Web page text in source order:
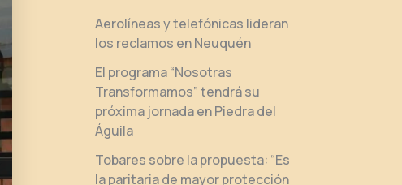
Aerolíneas y telefónicas lideran
los reclamos en Neuquén
El programa “Nosotras
Transformamos” tendrá su
próxima jornada en Piedra del
Águila
Tobares sobre la propuesta: “Es
la paritaria de mayor protección